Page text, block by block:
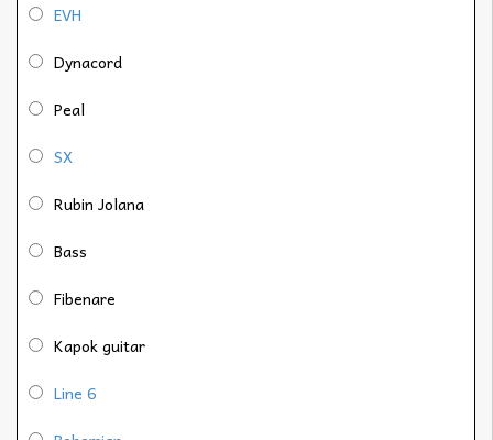
EVH
Dynacord
Peal
SX
Rubin Jolana
Bass
Fibenare
Kapok guitar
Line 6